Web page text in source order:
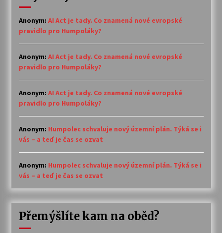
Anonym: AI Act je tady. Co znamená nové evropské
pravidlo pro Humpoláky?
Anonym: AI Act je tady. Co znamená nové evropské
pravidlo pro Humpoláky?
Anonym: AI Act je tady. Co znamená nové evropské
pravidlo pro Humpoláky?
Anonym: Humpolec schvaluje nový územní plán. Týká se i
vás – a teď je čas se ozvat
Anonym: Humpolec schvaluje nový územní plán. Týká se i
vás – a teď je čas se ozvat
Přemýšlíte kam na oběd?